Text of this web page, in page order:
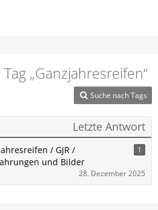
„Ganzjahresreifen“
Suche nach Tags
Letzte Antwort
/ GJR /
und Bilder
1
28. Dezember 2025